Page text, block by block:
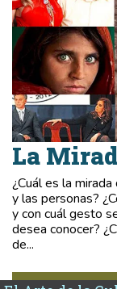
La
¿Cuál es la
y las personas?
y con cuál gesto
desea conocer?
de...